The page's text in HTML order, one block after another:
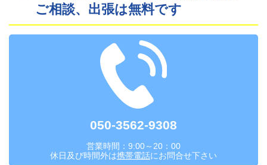
ご相談、出張は無料です
050-3562-9308
営業時間：9:00～20：00
休日及び時間外は携帯電話にお問合せ下さい